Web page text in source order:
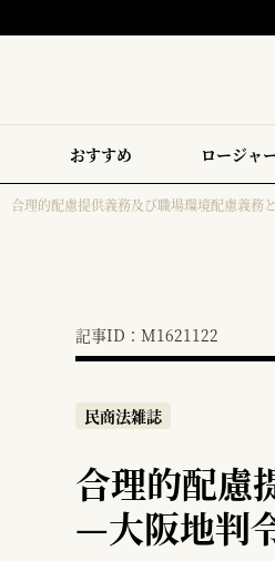
おすすめ ロージャ
合理的配慮提供義務及び職場環境配慮義務
記事ID：M1621122
民商法雑誌
合理的配慮
—大阪地判